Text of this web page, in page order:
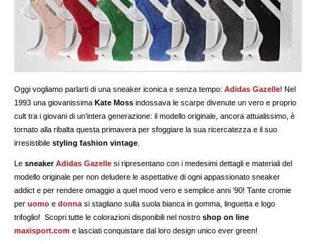
Oggi vogliamo parlarti di una sneaker iconica e senza tempo:Adidas Gazelle! Nel
1993 una giovanissimaKate Moss indossava le scarpe divenute un vero e proprio
cult tra i giovani di un’intera generazione: il modello originale, ancora attualissimo, è
tornato alla ribalta questa primavera per sfoggiare la sua ricercatezza e il suo
irresistibilestyling fashion vintage
LesneakerAdidas Gazelle si ripresentano con i medesimi dettagli e materiali del
modello originale per non deludere le aspettative di ogni appassionato sneaker
addict e per rendere omaggio a quel mood vero e semplice anni ’90! Tante cromie
peruomo edonna si stagliano sulla suola bianca in gomma, linguetta e logo
trifoglio! Scopri tutte le colorazioni disponibili nel nostroshop on line
maxisport.com e lasciati conquistare dal loro design unico ever green!